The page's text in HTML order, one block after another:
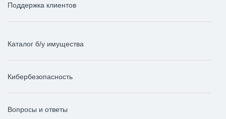
Поддержка клиентов
Каталог б/у имущества
Кибербезопасность
Вопросы и ответы